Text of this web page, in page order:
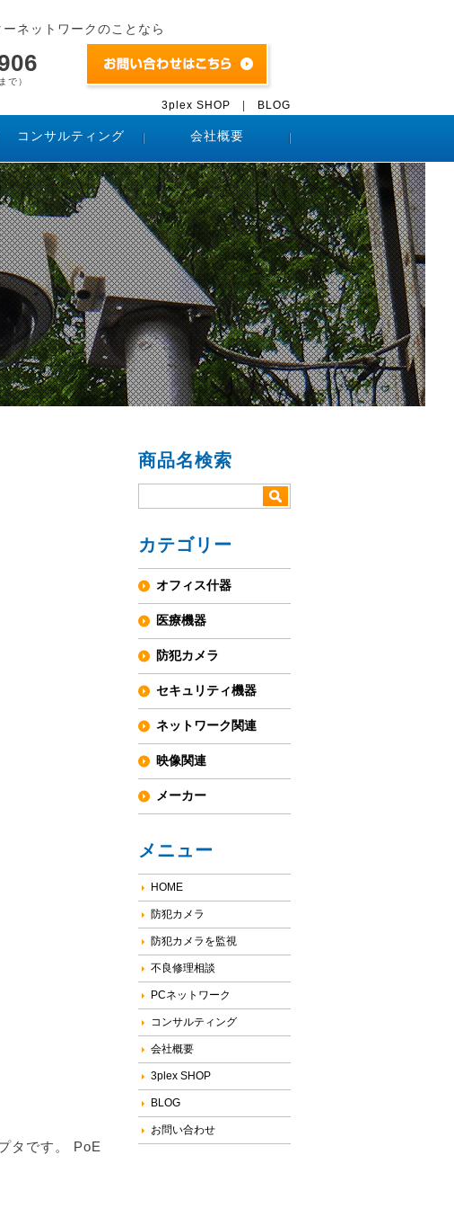
ネットワークのことなら
で）
3plex SHOP BLOG
コンサルティング 会社概要
商品名検索
カテゴリー
オフィス什器
医療機器
防犯カメラ
セキュリティ機器
ネットワーク関連
映像関連
メーカー
メニュー
HOME
防犯カメラ
防犯カメラを監視
不良修理相談
PCネットワーク
コンサルティング
会社概要
3plex SHOP
BLOG
お問い合わせ
タです。 PoE